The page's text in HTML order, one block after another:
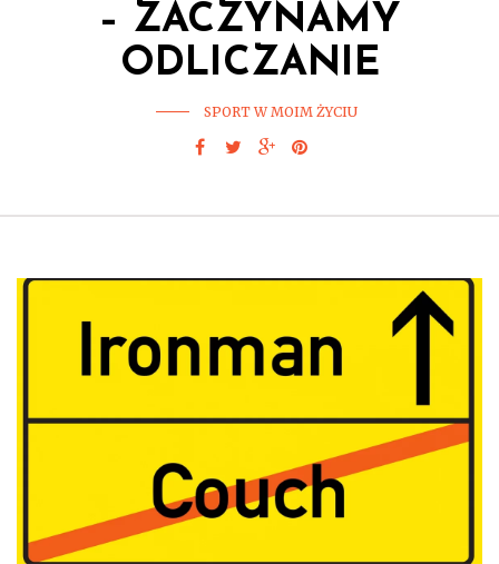
– ZACZYNAMY
ODLICZANIE
SPORT W MOIM ŻYCIU